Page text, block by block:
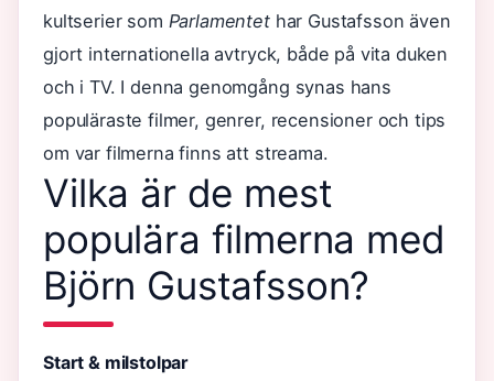
kultserier som Parlamentethar Gustafsson även
gjort internationella avtryck, både på vita duken
och i TV. I denna genomgång synas hans
populäraste filmer, genrer, recensioner och tips
om var filmerna finns att streama.
Vilka är de mest
populära filmerna med
Björn Gustafsson?
Start & milstolpar